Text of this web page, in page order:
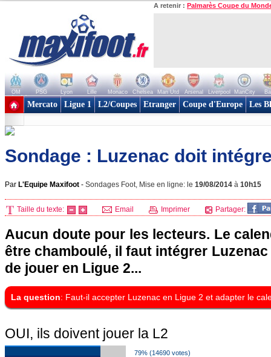
A retenir : Palmarès Coupe du
OM PSG Lyon Lille Monaco Chelsea Man Utd Arsenal Liverpool ManCity
+ de clubs
Mercato Ligue 1 L2/Coupes Etranger Coupe d'Europe Les
Sondage : Luzenac doit
Par L'Equipe Maxifoot - Sondages Foot, Mise en ligne: le 19/08/2014 à 10h15
Taille du texte: Email Imprimer Partager:
Aucun doute pour les lecteurs. Le
être chamboulé, il faut intégrer
de jouer en Ligue 2...
La question: Faut-il accepter Luzenac en Ligue 2 et adapter le
OUI, ils doivent jouer la L2
79% (14690 votes)